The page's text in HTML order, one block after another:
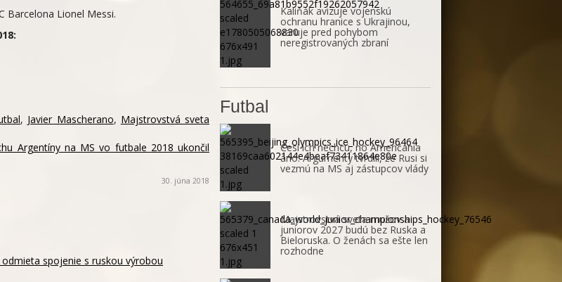
Barcelona Lionel Messi.
, Javier Mascherano, Majstrovstvá sveta
Argentíny na MS vo futbale 2018 ukončil
30. júna 2018
spojenie s ruskou výrobou
Kaliňák avizuje vojenskú
ochranu hranice s Ukrajinou,
varuje pred pohybom
neregistrovaných zbraní
Futbal
Česi ich nechcú, no Američania
áno. Argumenty tvrdili, že Rusi si
vezmú na MS aj zástupcov vlády
Majstrovstvá sveta mužov a
juniorov 2027 budú bez Ruska a
Bieloruska. O ženách sa ešte len
rozhodne